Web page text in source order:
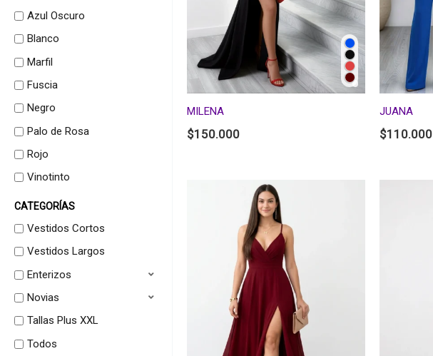
Azul Oscuro
Blanco
Marfil
Fuscia
Negro
Palo de Rosa
Rojo
Vinotinto
CATEGORÍAS
Vestidos Cortos
Vestidos Largos
Enterizos
Novias
Tallas Plus XXL
Todos
MILENA
$150.000
JUANA
$110.000